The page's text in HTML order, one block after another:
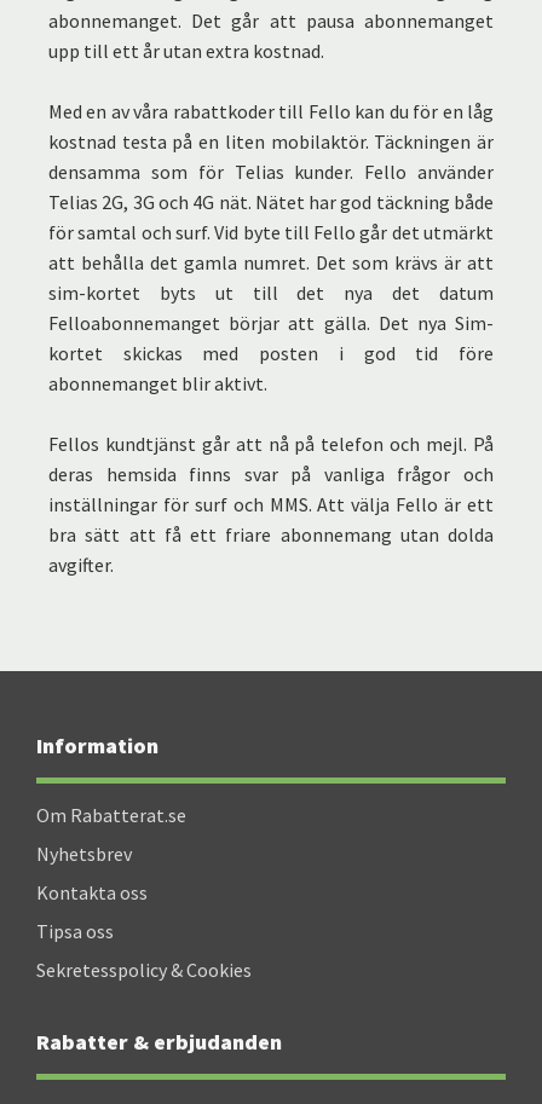
abonnemanget. Det går att pausa abonnemanget
upp till ett år utan extra kostnad.
Med en av våra rabattkoder till Fello kan du för en låg
kostnad testa på en liten mobilaktör. Täckningen är
densamma som för Telias kunder. Fello använder
Telias 2G, 3G och 4G nät. Nätet har god täckning både
för samtal och surf. Vid byte till Fello går det utmärkt
att behålla det gamla numret. Det som krävs är att
sim-kortet byts ut till det nya det datum
Felloabonnemanget börjar att gälla. Det nya Sim-
kortet skickas med posten i god tid före
abonnemanget blir aktivt.
Fellos kundtjänst går att nå på telefon och mejl. På
deras hemsida finns svar på vanliga frågor och
inställningar för surf och MMS. Att välja Fello är ett
bra sätt att få ett friare abonnemang utan dolda
avgifter.
Information
Om Rabatterat.se
Nyhetsbrev
Kontakta oss
Tipsa oss
Sekretesspolicy & Cookies
Rabatter & erbjudanden